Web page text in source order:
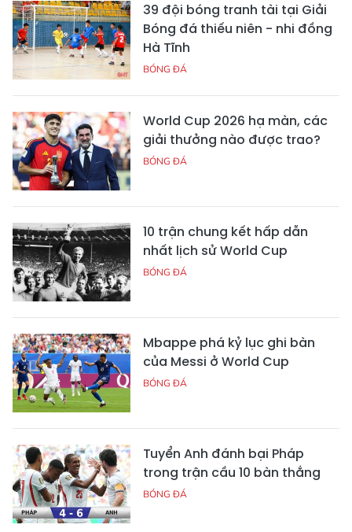
39 đội bóng tranh tài tại Giải
Bóng đá thiếu niên - nhi đồng
Hà Tĩnh
BÓNG ĐÁ
World Cup 2026 hạ màn, các
giải thưởng nào được trao?
BÓNG ĐÁ
10 trận chung kết hấp dẫn
nhất lịch sử World Cup
BÓNG ĐÁ
Mbappe phá kỷ lục ghi bàn
của Messi ở World Cup
BÓNG ĐÁ
Tuyển Anh đánh bại Pháp
trong trận cầu 10 bàn thắng
BÓNG ĐÁ